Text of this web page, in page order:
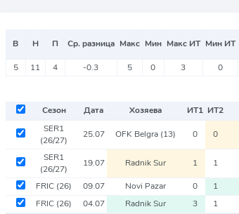
В Н П Ср. разница Макс Мин Макс ИТ Мин ИТ
5 11 4 -0.3 5 0 3 0
Сезон Дата Хозяева ИТ1 ИТ2
SER1
(26/27)
25.07 OFK Belgra (13) 0 0
SER1
(26/27)
19.07 Radnik Sur 1 1
FRIC (26) 09.07 Novi Pazar 0 1
FRIC (26) 04.07 Radnik Sur 3 1